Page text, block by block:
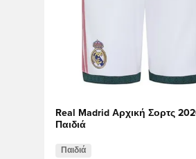
Real Madrid Αρχική Σορτς
Παιδιά
Παιδιά